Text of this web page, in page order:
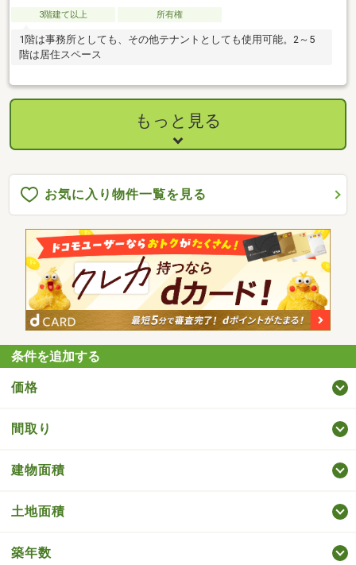
3階建て以上 所有権
1階は事務所としても、その他テナントとしても使用可能。2～5
階は居住スペース
もっと見る
お気に入り物件一覧を見る
条件を追加する
価格
間取り
建物面積
土地面積
築年数